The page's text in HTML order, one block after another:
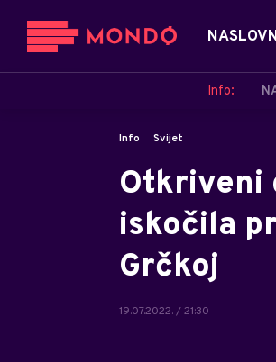
Info:
Info Svijet
Otkriveni
iskočila
Grčkoj
19.07.2022. / 21:30